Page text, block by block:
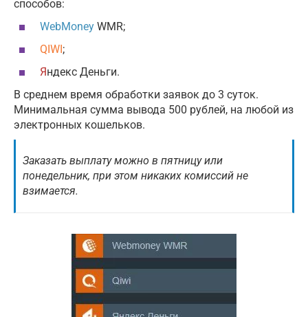
способов:
WebMoney WMR;
QIWI;
Яндекс Деньги.
В среднем время обработки заявок до 3 суток.
Минимальная сумма вывода 500 рублей, на любой из
электронных кошельков.
Заказать выплату можно в пятницу или
понедельник, при этом никаких комиссий не
взимается.